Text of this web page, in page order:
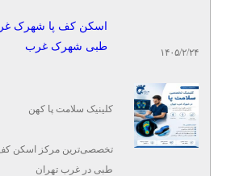
» آگهی برنزی (توان ۱)
کلینیک کهن-اسکن پا و کفی
طبی در تهرانسر
کلینیک کهن
تلفن: ۰۲۱۴۶۲۹۱۷۴۶
۱۴۰۵/۲/۲۴
اسکن کف پا شهرک
طبی شهرک غرب
کلینیک سلامت پا کهن
تخصصی‌ترین مرکز اسکن
طبی در غرب تهران